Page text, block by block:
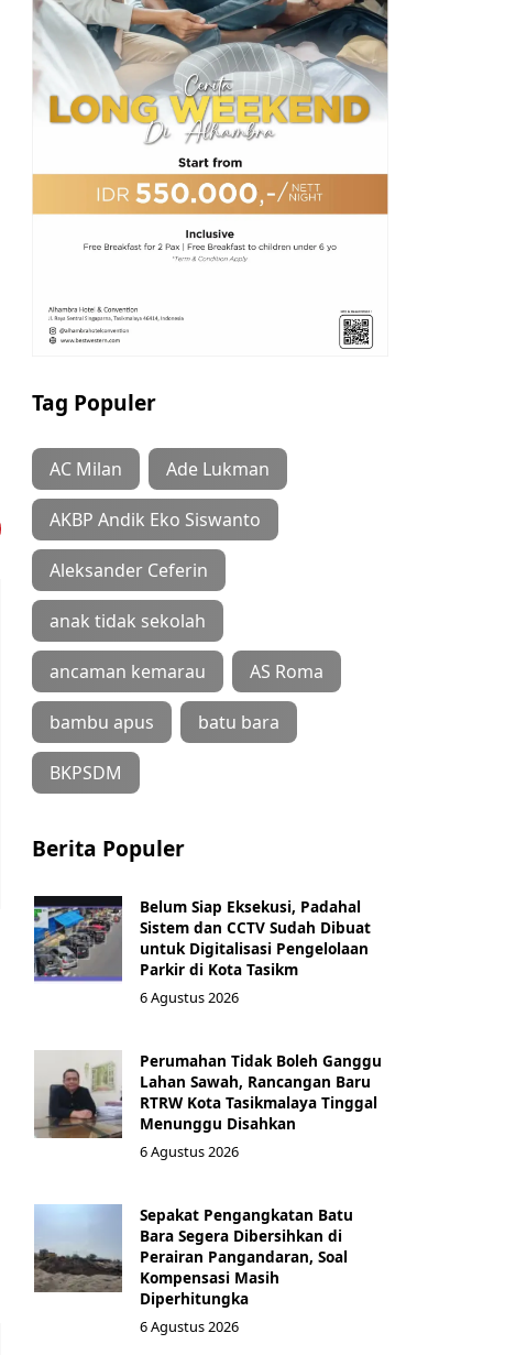
Tag Populer
AC Milan Ade Lukman
AKBP Andik Eko Siswanto
Aleksander Ceferin
anak tidak sekolah
ancaman kemarau AS Roma
bambu apus batu bara
BKPSDM
Berita Populer
Belum Siap Eksekusi, Padahal
Sistem dan CCTV Sudah Dibuat
untuk Digitalisasi Pengelolaan
Parkir di Kota Tasikm
6 Agustus 2026
Perumahan Tidak Boleh Ganggu
Lahan Sawah, Rancangan Baru
RTRW Kota Tasikmalaya Tinggal
Menunggu Disahkan
6 Agustus 2026
Sepakat Pengangkatan Batu
Bara Segera Dibersihkan di
Perairan Pangandaran, Soal
Kompensasi Masih
Diperhitungka
6 Agustus 2026